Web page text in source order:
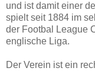
und ist damit einer
spielt seit 1884 im
der Footbal League
englische Liga.
Der Verein ist ein